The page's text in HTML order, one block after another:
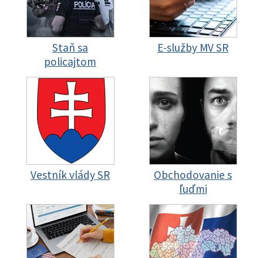
Staň sa
policajtom
E-služby MV SR
Vestník vlády SR
Obchodovanie s
ľuďmi